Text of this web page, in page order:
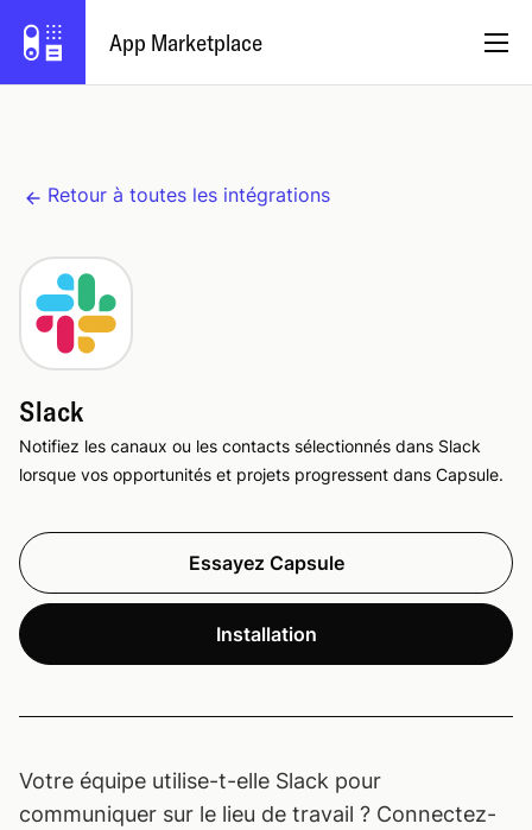
App Marketplace
Se connecter
Retour à toutes les intégrations
Slack
Notifiez les canaux ou les contacts sélectionnés dans Slack
lorsque vos opportunités et projets progressent dans Capsule.
Essayez Capsule
Installation
Votre équipe utilise-t-elle Slack pour
communiquer sur le lieu de travail ? Connectez-